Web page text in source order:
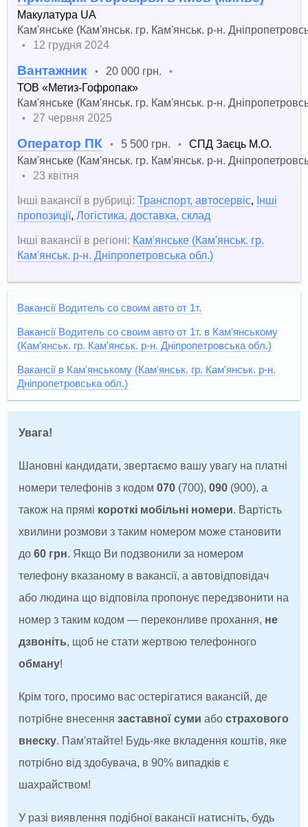
Макулатура UA
Кам'янське (Кам'янськ. гр. Кам'янськ. р-н.
• 12 грудня 2024
Вантажник • 20 000 грн. •
ТОВ «Метиз-Гофропак»
Кам'янське (Кам'янськ. гр. Кам'янськ. р-н.
• 27 червня 2025
Оператор ПК • 5 500 грн. •
СПД Заєць М.О.
Кам'янське (Кам'янськ. гр. Кам'янськ. р-н.
•
23 квітня
Інші вакансії в рубриці: Транспорт, автосервіс, Інші
пропозиції,Логістика, доставка, склад
Інші вакансії в регіоні: Кам'янське (Кам'янськ. гр.
Кам'янськ. р-н. Дніпропетровська обл.)
Вакансії Водитель со своим авто от 1т.
Вакансії Водитель со своим авто от 1т. в Кам'янському
(Кам'янськ. гр. Кам'янськ. р-н. Дніпропетровська обл.)
Вакансії в Кам'янському (Кам'янськ. гр. Кам'янськ. р-н.
Дніпропетровська обл.)
Увага!
Шановні кандидати, звертаємо вашу увагу на платні
номери телефонів з кодом070 (700),090 (900), а
також на прямі короткі мобільні номери. Вартість
хвилини розмови з таким номером може становити
до60 грн. Якщо Ви подзвонили за номером
телефону вказаному в вакансії, а автовідповідач
або людина що відповіла пропонує передзвонити на
номер з таким кодом — переконливе прохання, не
дзвоніть, щоб не стати жертвою телефонного
обману!
Крім того, просимо вас остерігатися вакансій, де
потрібне внесеннязаставної суми абострахового
внеску. Пам'ятайте! Будь-яке вкладення коштів, яке
потрібно від здобувача, в 90% випадків є
шахрайством!
У разі виявлення подібної вакансії натисніть, будь